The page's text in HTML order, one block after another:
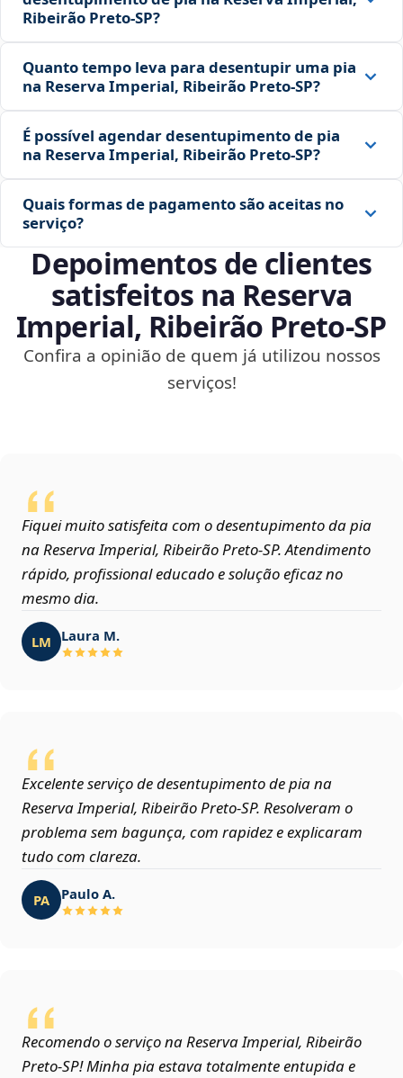
Ribeirão Preto‑SP?
Quanto tempo leva para desentupir uma pia
na Reserva Imperial, Ribeirão Preto‑SP?
É possível agendar desentupimento de pia
na Reserva Imperial, Ribeirão Preto‑SP?
Quais formas de pagamento são aceitas no
serviço?
Depoimentos de clientes
satisfeitos na Reserva
Imperial, Ribeirão Preto‑SP
Confira a opinião de quem já utilizou nossos
serviços!
Fiquei muito satisfeita com o desentupimento da pia
na Reserva Imperial, Ribeirão Preto‑SP. Atendimento
rápido, profissional educado e solução eficaz no
mesmo dia.
LM Laura M.
Excelente serviço de desentupimento de pia na
Reserva Imperial, Ribeirão Preto‑SP. Resolveram o
problema sem bagunça, com rapidez e explicaram
tudo com clareza.
PA Paulo A.
Recomendo o serviço na Reserva Imperial, Ribeirão
Preto‑SP! Minha pia estava totalmente entupida e